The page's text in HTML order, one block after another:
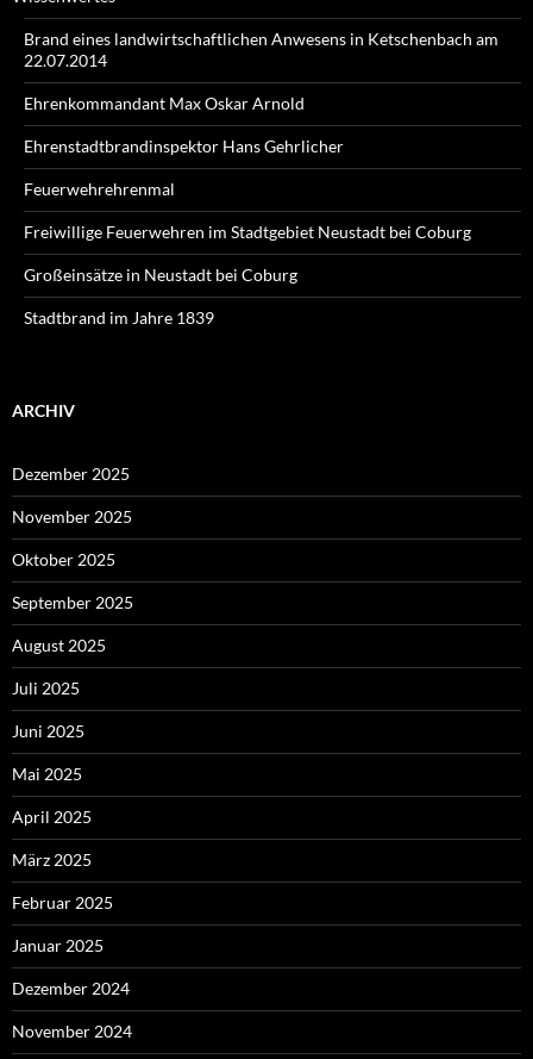
Brand eines landwirtschaftlichen Anwesens in Ketschenbach am
22.07.2014
Ehrenkommandant Max Oskar Arnold
Ehrenstadtbrandinspektor Hans Gehrlicher
Feuerwehrehrenmal
Freiwillige Feuerwehren im Stadtgebiet Neustadt bei Coburg
Großeinsätze in Neustadt bei Coburg
Stadtbrand im Jahre 1839
ARCHIV
Dezember 2025
November 2025
Oktober 2025
September 2025
August 2025
Juli 2025
Juni 2025
Mai 2025
April 2025
März 2025
Februar 2025
Januar 2025
Dezember 2024
November 2024